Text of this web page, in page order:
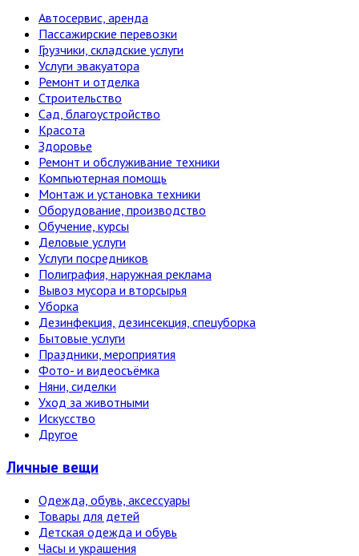
Автосервис, аренда
Пассажирские перевозки
Грузчики, складские услуги
Услуги эвакуатора
Ремонт и отделка
Строительство
Сад, благоустройство
Красота
Здоровье
Ремонт и обслуживание техники
Компьютерная помощь
Монтаж и установка техники
Оборудование, производство
Обучение, курсы
Деловые услуги
Услуги посредников
Полиграфия, наружная реклама
Вывоз мусора и вторсырья
Уборка
Дезинфекция, дезинсекция, спецуборка
Бытовые услуги
Праздники, мероприятия
Фото- и видеосъёмка
Няни, сиделки
Уход за животными
Искусство
Другое
Личные вещи
Одежда, обувь, аксессуары
Товары для детей
Детская одежда и обувь
Часы и украшения